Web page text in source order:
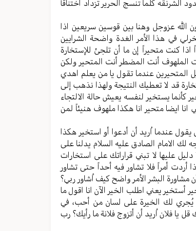
الشرنقه کلما تنسج الحریر تزداد اختناقاً
الله عزوجل وهنا بین قوسین سریعین اذا
في هذا الأمر الغدة واضحة الشرایین
اذا کنت متحیراً إن ما أن تلجئ للإستخارة
الملهوف أنت المضطر أنت المتحیر ولکن
المتحیرین عندما تقول یا من یعلم اهدي
قد لا تعطیك النتیجة ولهذا نذهب إلی
کأنما یستخیر لنفسه یعیش حالة الالتجاء
ایضا متحیر انا هکذا ملهوف هنیئاً لمن
عندما اُرید أن أدعوا أو استخیر هکذا
الامام الصادق علیه السلام یدلنا علی
علیها لا تبني قراراتك علی استخارات
أردت أمراً فلا تشاور فیه أحداً حتی تشاور
مشاورة البشر الأمر واضح کیف اُشاور ربي؟
أستخیر یعني اطلب الخیر الآن انا اقول ما
یُجري لك الخیرة علی لسان من أحب، في
یا فلان اُرید أن أتزوج فلانة ما رأیك؟ رب